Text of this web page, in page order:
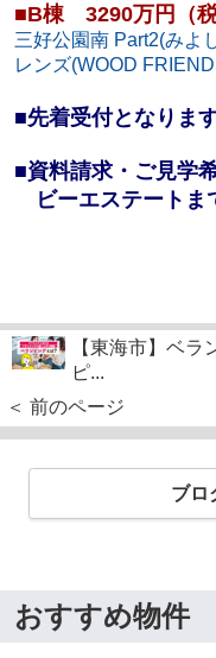
■B棟 3290万円（税
三好公園南 Part2(みよ
レンズ(WOOD
■先着受付となりま
■資料請求・ご見学
ビーエステートま
【東海市】ベラ
ピ...
＜ 前のページ
ブロ
おすすめ物件